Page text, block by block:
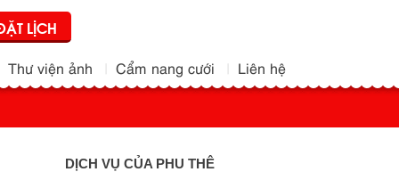
LỊCH
Thư viện ảnh Cẩm nang cưới Liên hệ
DỊCH VỤ CỦA PHU THÊ